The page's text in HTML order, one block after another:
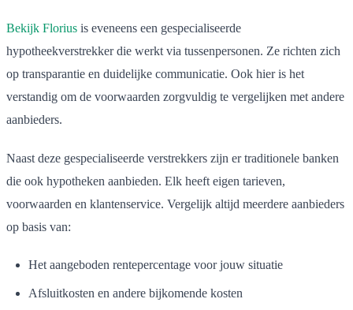
Bekijk Florius is eveneens een gespecialiseerde
hypotheekverstrekker die werkt via tussenpersonen. Ze richten zich
op transparantie en duidelijke communicatie. Ook hier is het
verstandig om de voorwaarden zorgvuldig te vergelijken met andere
aanbieders.
Naast deze gespecialiseerde verstrekkers zijn er traditionele banken
die ook hypotheken aanbieden. Elk heeft eigen tarieven,
voorwaarden en klantenservice. Vergelijk altijd meerdere aanbieders
op basis van:
Het aangeboden rentepercentage voor jouw situatie
Afsluitkosten en andere bijkomende kosten